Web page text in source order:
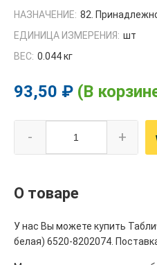
НАЗНАЧЕНИЕ: 82.
ЕДИНИЦА ИЗМЕРЕНИЯ: шт
ВЕС: 0.044 кг
93,50 ₽ (В
- +
О товаре
У нас Вы можете купить
белая) 6520-8202074.